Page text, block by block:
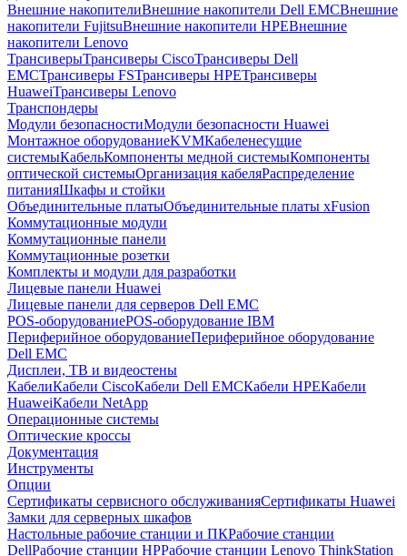
Внешние накопителиВнешние накопители Dell EMCВнешние
накопители FujitsuВнешние накопители HPEВнешние
накопители Lenovo
ТрансиверыТрансиверы CiscoТрансиверы Dell
EMCТрансиверы FSТрансиверы HPEТрансиверы
HuaweiТрансиверы Lenovo
Транспондеры
Модули безопасностиМодули безопасности Huawei
Монтажное оборудованиеKVMКабеленесущие
системыКабельКомпоненты медной системыКомпоненты
оптической системыОрганизация кабеляРаспределение
питанияШкафы и стойки
Объединительные платыОбъединительные платы xFusion
Коммутационные модули
Коммутационные панели
Коммутационные розетки
Комплекты и модули для разработки
Лицевые панели Huawei
Лицевые панели для серверов Dell EMC
POS-оборудованиеPOS-оборудование IBM
Периферийное оборудованиеПериферийное оборудование
Dell EMC
Дисплеи, ТВ и видеостены
КабелиКабели CiscoКабели Dell EMCКабели HPEКабели
HuaweiКабели NetApp
Операционные системы
Оптические кроссы
Документация
Инструменты
Опции
Сертификаты сервисного обслуживанияСертификаты Huawei
Замки для серверных шкафов
Настольные рабочие станции и ПКРабочие станции
DellРабочие станции HPРабочие станции Lenovo ThinkStation